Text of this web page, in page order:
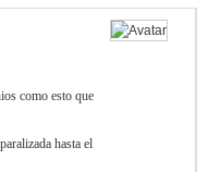
como esto que
hasta el